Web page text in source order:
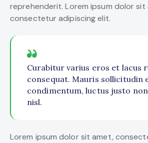
reprehenderit. Lorem ipsum dolor sit
consectetur adipiscing elit.
Curabitur varius eros et lacus
consequat. Mauris sollicitudin
condimentum, luctus justo
nisl.
Lorem ipsum dolor sit amet,